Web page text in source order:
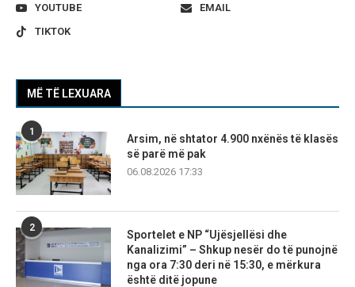
YOUTUBE
EMAIL
TIKTOK
MË TË LEXUARA
1
Arsim, në shtator 4.900 nxënës të klasës
së parë më pak
06.08.2026 17:33
2
Sportelet e NP “Ujësjellësi dhe
Kanalizimi” – Shkup nesër do të punojnë
nga ora 7:30 deri në 15:30, e mërkura
është ditë jopune